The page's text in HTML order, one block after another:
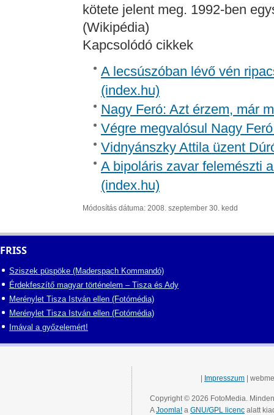
kötete jelent meg. 1992-ben
(Wikipédia)
Kapcsolódó cikkek
A lecsúszóban lévő vén
(index.hu)
Nagy Feró: Azt érzem, már
Végre megvalósul Nagy
Vidnyánszky Attila üzent
A bipoláris zavar felemészti
(index.hu)
Módosítás dátuma: 2008. szeptember 30. kedd
FRISS
Sziszek püspöke (Maderspach Kommandó)
Érdekfeszítő magyar történelem – Tisza és Ady
Merénylet Tisza István ellen (Fotómédia)
Merénylet Tisza István ellen (Fotómédia)
Imával a győzelemért!
Impresszum |
Copyright © 2026 FotoMedia.
AJoomla! a GNU/GPL licenc alatt